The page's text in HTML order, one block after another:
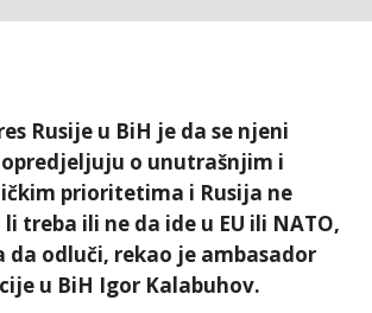
Rusije u BiH je da se njeni
o unutrašnjim i
prioritetima i Rusija ne
treba ili ne da ide u EU ili NATO,
da odluči, rekao je ambasador
u BiH Igor Kalabuhov.